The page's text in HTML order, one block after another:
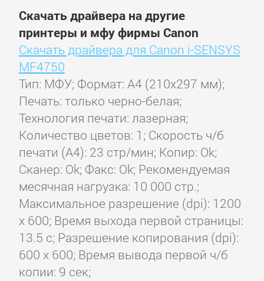
Скачать драйвера на другие
принтеры и мфу фирмы Canon
Скачать драйвера для Canon i-SENSYS
MF4750
Тип: МФУ; Формат: A4 (210x297 мм);
Печать: только черно-белая;
Технология печати: лазерная;
Количество цветов: 1; Скорость ч/б
печати (А4): 23 стр/мин; Копир: Ok;
Сканер: Ok; Факс: Ok; Рекомендуемая
месячная нагрузка: 10 000 стр.;
Максимальное разрешение (dpi): 1200
x 600; Время выхода первой страницы:
13.5 с; Разрешение копирования (dpi):
600 x 600; Время вывода первой ч/б
копии: 9 сек;